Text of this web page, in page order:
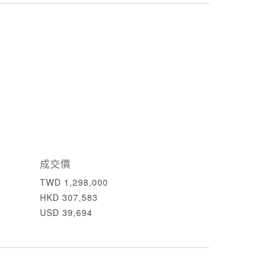
成交價
TWD 1,298,000
HKD 307,583
USD 39,694